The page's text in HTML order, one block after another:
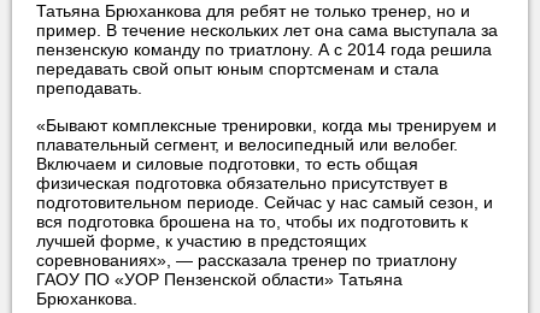
Татьяна Брюханкова для ребят не только тренер, но и
пример. В течение нескольких лет она сама выступала за
пензенскую команду по триатлону. А с 2014 года решила
передавать свой опыт юным спортсменам и стала
преподавать.
«Бывают комплексные тренировки, когда мы тренируем и
плавательный сегмент, и велосипедный или велобег.
Включаем и силовые подготовки, то есть общая
физическая подготовка обязательно присутствует в
подготовительном периоде. Сейчас у нас самый сезон, и
вся подготовка брошена на то, чтобы их подготовить к
лучшей форме, к участию в предстоящих
соревнованиях», — рассказала тренер по триатлону
ГАОУ ПО «УОР Пензенской области» Татьяна
Брюханкова.